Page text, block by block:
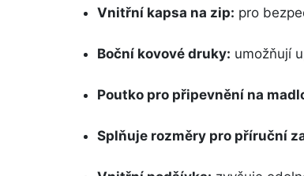
Vnitřní kapsa na zip: pro
Boční kovové druky: umožňují
Poutko pro připevnění na
Splňuje rozměry pro příruční